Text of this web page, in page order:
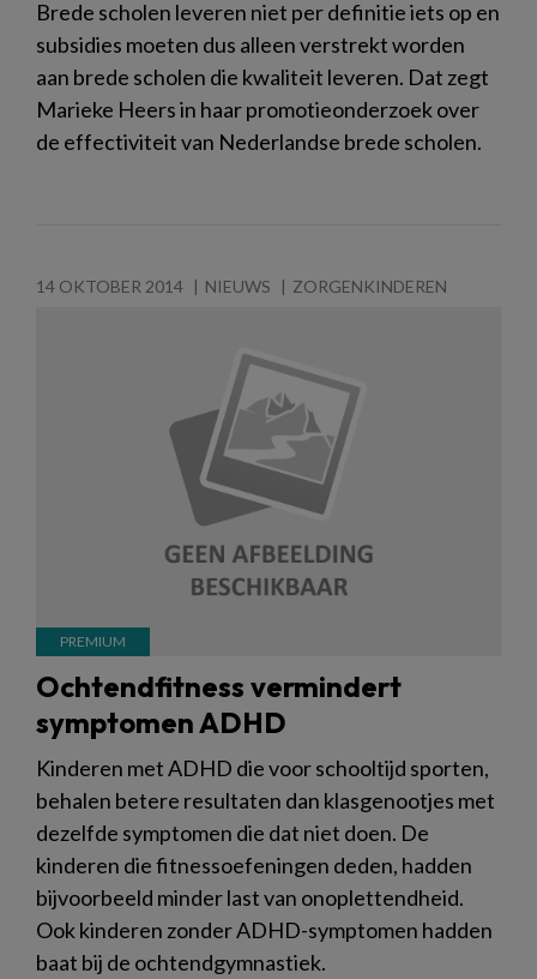
Brede scholen leveren niet per definitie iets op en
subsidies moeten dus alleen verstrekt worden
aan brede scholen die kwaliteit leveren. Dat zegt
Marieke Heers in haar promotieonderzoek over
de effectiviteit van Nederlandse brede scholen.
14 OKTOBER 2014 NIEUWS ZORGENKINDEREN
Ochtendfitness vermindert
symptomen ADHD
Kinderen met ADHD die voor schooltijd sporten,
behalen betere resultaten dan klasgenootjes met
dezelfde symptomen die dat niet doen. De
kinderen die fitnessoefeningen deden, hadden
bijvoorbeeld minder last van onoplettendheid.
Ook kinderen zonder ADHD-symptomen hadden
baat bij de ochtendgymnastiek.